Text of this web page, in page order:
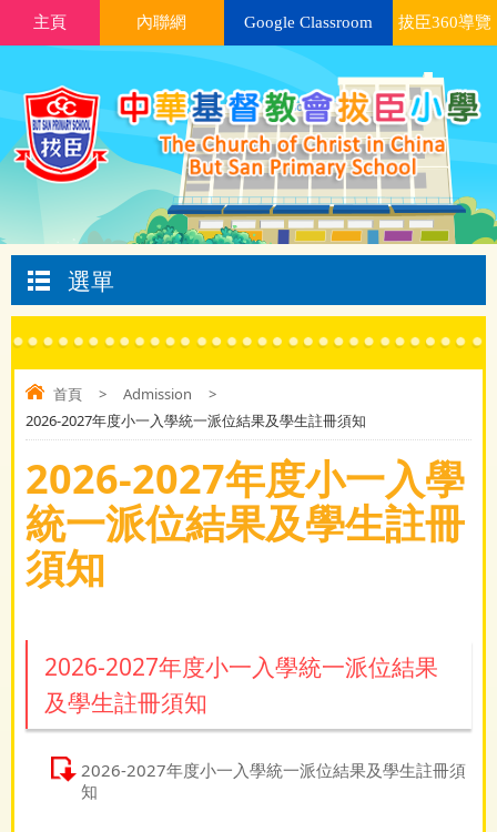
主頁 內聯網 Google Classroom 拔臣360導覽
選單
首頁 > Admission
>
2026-2027年度小一入學統一派位結果及學生註冊須知
2026-2027年度小一入學
統一派位結果及學生註冊
須知
2026-2027年度小一入學統一派位結果
及學生註冊須知
2026-2027年度小一入學統一派位結果及學生註冊須
知